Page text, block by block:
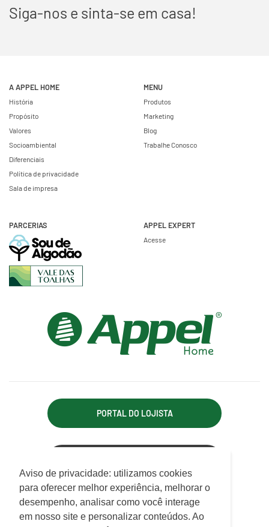
Utilizamos cookies para oferecer melhor
experiência, melhorar o desempenho, analisar
como você interage em nosso site e
personalizar conteúdo.
Siga-nos e sinta-se em casa!
A APPEL HOME
História
Propósito
Valores
Socioambiental
Diferenciais
Política de privacidade
Sala de impresa
MENU
Produtos
Marketing
Blog
Trabalhe Conosco
PARCERIAS APPEL EXPERT
Acesse
PORTAL DO LOJISTA
APPEL INDÚSTRIA TÊXTIL LTDA.
Rodovia Antônio Heil, km 21, 7.550 - Limoeiro
CEP 88352-502 - Brusque - SC
Aviso de privacidade: utilizamos cookies
para oferecer melhor experiência, melhorar o
desempenho, analisar como você interage
em nosso site e personalizar conteúdos. Ao